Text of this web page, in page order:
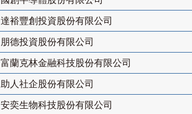
達裕豐創投資股份有限公司
朋德投資股份有限公司
富蘭克林金融科技股份有限公司
助人社企股份有限公司
安奕生物科技股份有限公司